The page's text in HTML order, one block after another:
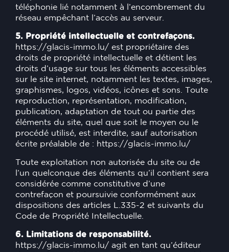
téléphonie lié notamment à l’encombrement du
réseau empêchant l’accès au serveur.
5. Propriété intellectuelle et contrefaçons.
https://glacis-immo.lu/ est propriétaire des
droits de propriété intellectuelle et détient les
droits d’usage sur tous les éléments accessibles
sur le site internet, notamment les textes, images,
graphismes, logos, vidéos, icônes et sons. Toute
reproduction, représentation, modification,
publication, adaptation de tout ou partie des
éléments du site, quel que soit le moyen ou le
procédé utilisé, est interdite, sauf autorisation
écrite préalable de : https://glacis-immo.lu/
Toute exploitation non autorisée du site ou de
l’un quelconque des éléments qu’il contient sera
considérée comme constitutive d’une
contrefaçon et poursuivie conformément aux
dispositions des articles L.335-2 et suivants du
Code de Propriété Intellectuelle.
6. Limitations de responsabilité.
https://glacis-immo.lu/ agit en tant qu’éditeur